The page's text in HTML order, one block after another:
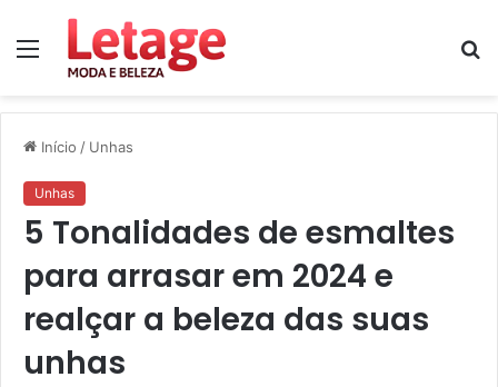
Menu
Início / Unhas
Unhas
5 Tonalidades de esmaltes
para arrasar em 2024 e
realçar a beleza das suas
unhas